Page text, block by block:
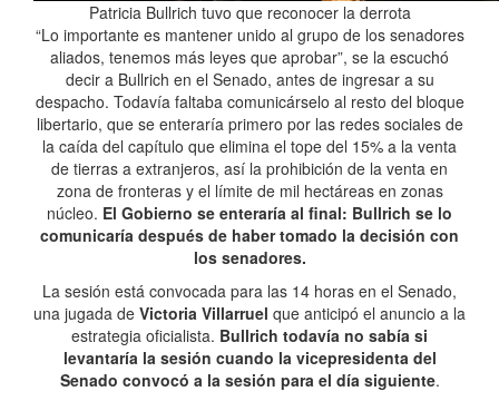
Patricia Bullrich tuvo que reconocer la derrota
“Lo importante es mantener unido al grupo de los senadores
aliados, tenemos más leyes que aprobar”, se la escuchó
decir a Bullrich en el Senado, antes de ingresar a su
despacho. Todavía faltaba comunicárselo al resto del bloque
libertario, que se enteraría primero por las redes sociales de
la caída del capítulo que elimina el tope del 15% a la venta
de tierras a extranjeros, así la prohibición de la venta en
zona de fronteras y el límite de mil hectáreas en zonas
núcleo. El Gobierno se enteraría al final: Bullrich se lo
comunicaría después de haber tomado la decisión con
los senadores.
La sesión está convocada para las 14 horas en el Senado,
una jugada de Victoria Villarruel que anticipó el anuncio a la
estrategia oficialista. Bullrich todavía no sabía si
levantaría la sesión cuando la vicepresidenta del
Senado convocó a la sesión para el día siguiente.